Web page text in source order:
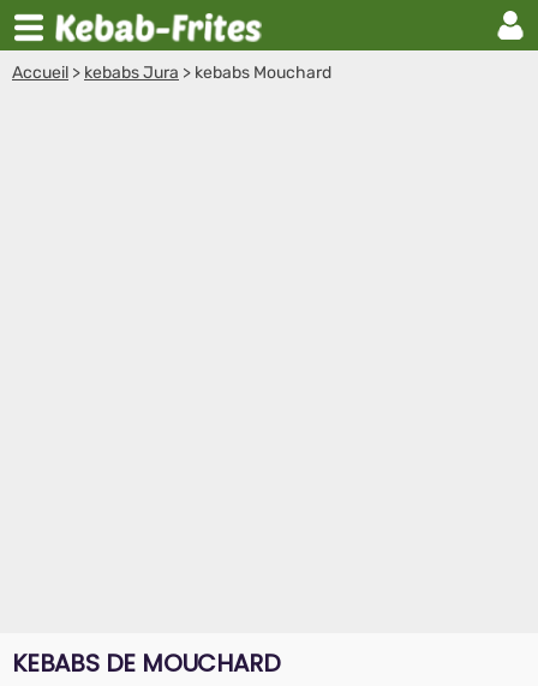
Accueil > kebabs Jura > kebabs Mouchard
KEBABS DE MOUCHARD